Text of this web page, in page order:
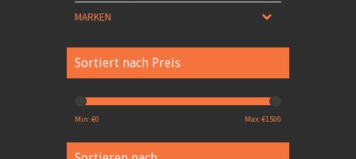
MARKEN
Sortiert nach Preis
Min: €0 Max: €1500